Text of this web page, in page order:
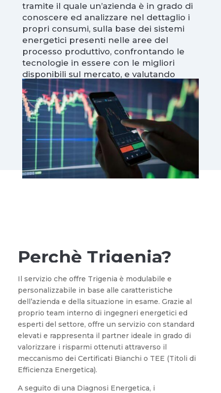
tramite il quale un’azienda è in grado di
conoscere ed analizzare nel dettaglio i
propri consumi, sulla base dei sistemi
energetici presenti nelle aree del
processo produttivo, confrontando le
tecnologie in essere con le migliori
disponibili sul mercato, e valutando
possibili interventi al fine di
incrementare la performance
energetica di tali sistemi, certificando il
risparmio ottenuto e diminuendo
l’impatto ambientale.
Perchè Trigenia?
Il servizio che offre Trigenia è modulabile e
personalizzabile in base alle caratteristiche
dell’azienda e della situazione in esame. Grazie al
proprio team interno di ingegneri energetici ed
esperti del settore, offre un servizio con standard
elevati e rappresenta il partner ideale in grado di
valorizzare i risparmi ottenuti attraverso il
meccanismo dei Certificati Bianchi o TEE (Titoli di
Efficienza Energetica).
A seguito di una Diagnosi Energetica, i